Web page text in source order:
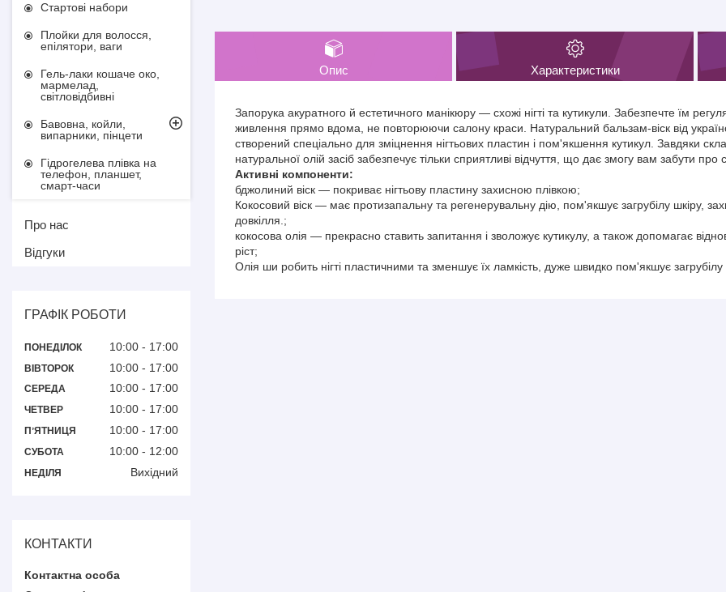
Опис Характеристики
Запорука акуратного й естетичного манікюру — схожі нігті та кутикули. Забезпечте їм
живлення прямо вдома, не повторюючи салону краси. Натуральний бальзам-віск від
створений спеціально для зміцнення нігтьових пластин і пом'якшення кутикул. Завдяки
натуральної олій засіб забезпечує тільки сприятливі відчуття, що дає змогу вам забути про
Активні компоненти:
бджолиний віск — покриває нігтьову пластину захисною плівкою;
Кокосовий віск — має протизапальну та регенерувальну дію, пом'якшує загрубілу шкіру,
довкілля.;
кокосова олія — прекрасно ставить запитання і зволожує кутикулу, а також допомагає
ріст;
Олія ши робить нігті пластичними та зменшує їх ламкість, дуже швидко пом'якшує загрубілу
Стартові набори
Плойки для волосся,
епілятори, ваги
Гель-лаки кошаче око,
мармелад,
світловідбивні
Бавовна, койли,
випарники, пінцети
Гідрогелева плівка на
телефон, планшет,
смарт-часи
Про нас
Відгуки
ГРАФІК РОБОТИ
ПОНЕДІЛОК 10:00 17:00
ВІВТОРОК 10:00 17:00
СЕРЕДА 10:00 17:00
ЧЕТВЕР 10:00 17:00
ПʼЯТНИЦЯ 10:00 17:00
СУБОТА 10:00 12:00
НЕДІЛЯ Вихідний
КОНТАКТИ